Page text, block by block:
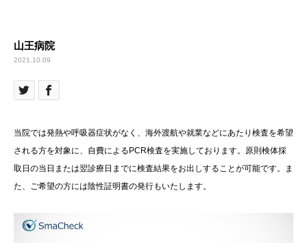
山王病院
2021.10.09
当院では発熱や呼吸器症状がなく、海外渡航や就業などにあたり検査を希望
される方を対象に、自費によるPCR検査を実施しております。原則検体採
取日の当日または翌診療日までに検査結果をお出しすることが可能です。ま
た、ご希望の方には陰性証明書の発行もいたします。